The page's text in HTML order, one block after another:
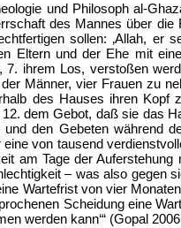
und Philosoph al-
des Mannes über
sollen: ‚Allah,
Eltern und der Ehe mit
7. ihrem Los, verstoßen
Männer, vier Frauen zu
des Hauses ihren
dem Gebot, daß sie das
und den Gebeten während
von tausend
am Tage der
– was also gegen
Wartefrist von vier
Scheidung eine
werden kann‘“ (Gopal